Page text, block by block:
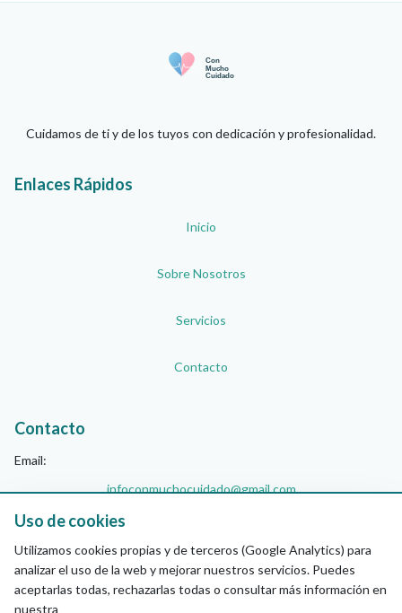
Cuidamos de ti y de los tuyos con dedicación y profesionalidad.
Enlaces Rápidos
Inicio
Sobre Nosotros
Servicios
Contacto
Contacto
Email:
infoconmuchocuidado@gmail.com
Teléfono:
+34 744 61 59 78
Síguenos
Uso de cookies
Utilizamos cookies propias y de terceros (Google Analytics) para
analizar el uso de la web y mejorar nuestros servicios. Puedes
aceptarlas todas, rechazarlas todas o consultar más información en
nuestra